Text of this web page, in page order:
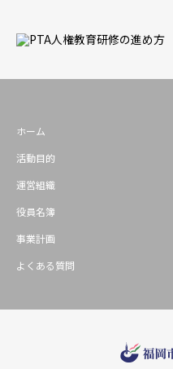
ホーム
活動目的
運営組織
役員名簿
事業計画
よくある質問